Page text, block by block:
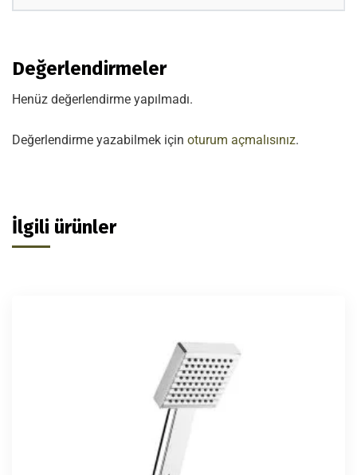
Değerlendirmeler
Henüz değerlendirme yapılmadı.
Değerlendirme yazabilmek için oturum açmalısınız.
İlgili ürünler